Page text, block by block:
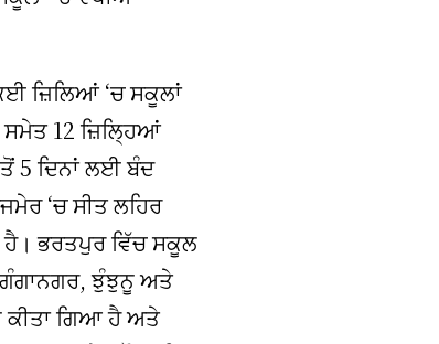
ਜ਼ਿਲਿਆਂ ‘ਚ ਸਕੂਲਾਂ
12 ਜ਼ਿਲ੍ਹਿਆਂ
5 ਦਿਨਾਂ ਲਈ ਬੰਦ
‘ਚ ਸੀਤ ਲਹਿਰ
ਹੈ। ਭਰਤਪੁਰ ਵਿੱਚ ਸਕੂਲ
ਝੁੰਝੁਨੂ ਅਤੇ
ਕੀਤਾ ਗਿਆ ਹੈ ਅਤੇ